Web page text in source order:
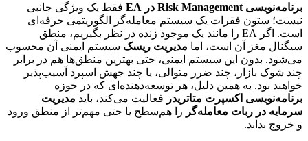
برنامه‌نویسی Risk Management در EA
فقط یک ویژگی جانبی
نیست؛ ستون فقرات یک سیستم معامله‌گر الگوریتمی حرفه‌ای
است. اگر EA را مانند یک موجود زنده در نظر بگیریم، منطق
سیگنال مغز آن است، اما مدیریت ریسک سیستم ایمنی آن محسوب
می‌شود. بدون این سیستم ایمنی، حتی بهترین منطق‌ها هم در برابر
چند شوک بازار، چند ضرر متوالی، یا چند جهش اسپرد آسیب‌پذیر
خواهند بود. به همین دلیل، هر توسعه‌دهنده‌ای که در حوزه
برنامه‌نویسی اکسپرت متاتریدر فعالیت می‌کند، باید مدیریت
سرمایه در ربات معامله‌گر را هم‌سطح یا حتی مهم‌تر از منطق ورود
و خروج بداند.